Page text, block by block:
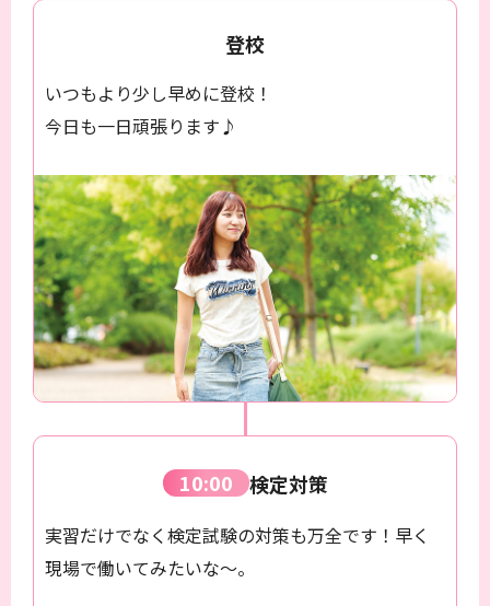
登校
いつもより少し早めに登校！
今日も一日頑張ります♪
10:00 検定対策
実習だけでなく検定試験の対策も万全です！ 早く
現場で働いてみたいな～。